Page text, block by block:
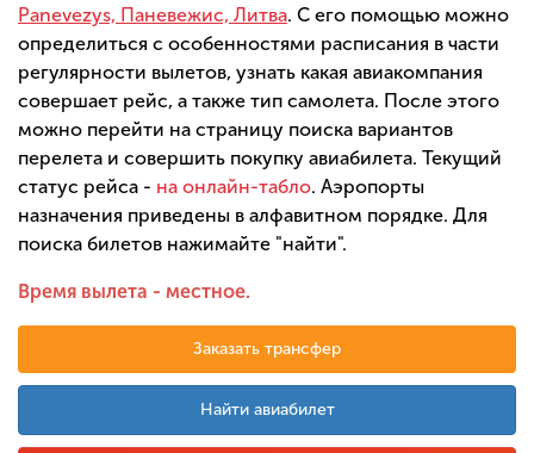
Panevezys, Паневежис, Литва. С его помощью можно
определиться с особенностями расписания в части
регулярности вылетов, узнать какая авиакомпания
совершает рейс, а также тип самолета. После этого
можно перейти на страницу поиска вариантов
перелета и совершить покупку авиабилета. Текущий
статус рейса - на онлайн-табло. Аэропорты
назначения приведены в алфавитном порядке. Для
поиска билетов нажимайте "найти".
Время вылета - местное.
Заказать трансфер
Найти авиабилет